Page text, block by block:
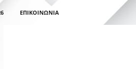
ΕΠΙΚΟΙΝΩΝΊΑ